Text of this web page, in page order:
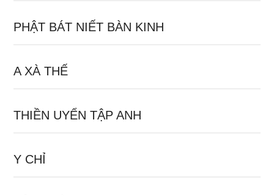
PHẬT BÁT NIẾT BÀN KINH
A XÀ THẾ
THIỀN UYỂN TẬP ANH
Y CHỈ